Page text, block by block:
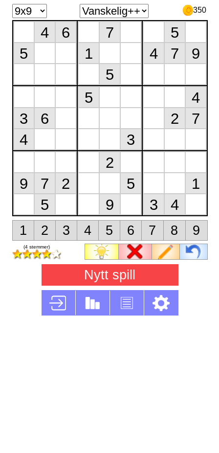
350
4
6
5
7
1
5
5
4
7 9
3
6
4
5
3
4
2
7
9 7
2
5
2
5
9
1
3
4
1 2 3 4 5 6 7 8 9
(4 stemmer)
Nytt spill